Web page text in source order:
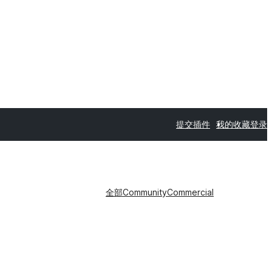
提交插件 我的收藏登录
全部CommunityCommercial